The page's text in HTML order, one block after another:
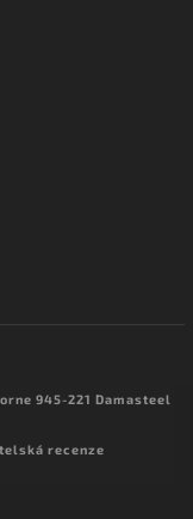
945-221 Damasteel
recenze